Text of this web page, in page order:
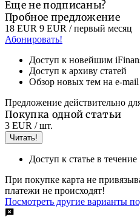
Еще не подписаны?
Пробное предложение
18 EUR 9 EUR / первый месяц
Абонировать!
Доступ к новейшим
Доступ к архиву статей
Обзор новых тем на e-
Предложение действительно
Покупка одной статьи
3 EUR / шт.
Читать!
Доступ к статье в
При покупке карта не
платежи не происходят!
Посмотреть другие варианты